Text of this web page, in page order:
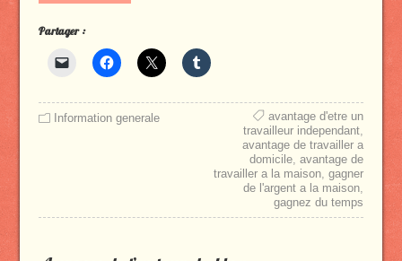
Partager :
Information generale
avantage d'etre un
travailleur independant,
avantage de travailler a
domicile,avantage de
travailler a la maison,gagner
de l'argent a la maison,
gagnez du temps